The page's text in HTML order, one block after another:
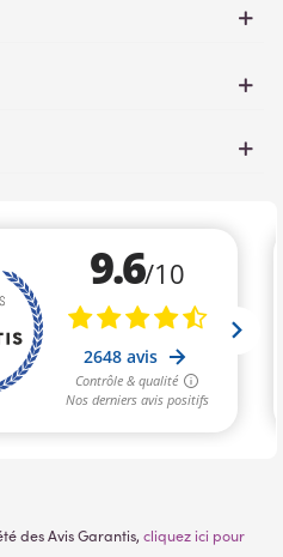
des Avis Garantis, cliquez ici pour